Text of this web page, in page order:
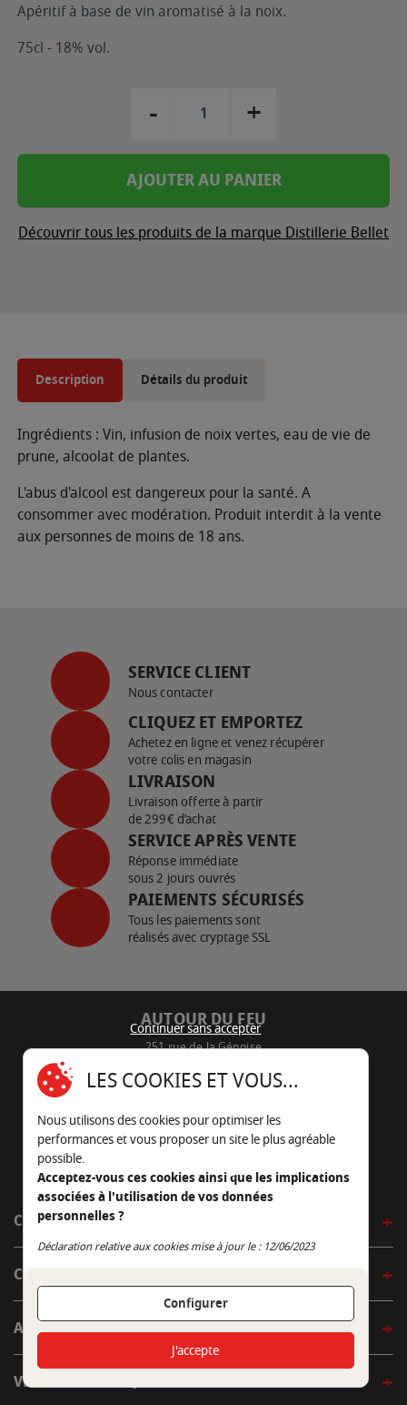
Apéritif à base de vin aromatisé à la noix.
75cl - 18% vol.
- +
AJOUTER AU PANIER
Découvrir tous les produits de la marque Distillerie Bellet
Description Détails du produit
Ingrédients : Vin, infusion de noix vertes, eau de vie de
prune, alcoolat de plantes.
L'abus d'alcool est dangereux pour la santé. A
consommer avec modération. Produit interdit à la vente
aux personnes de moins de 18 ans.
SERVICE CLIENT
Nous contacter
CLIQUEZ ET EMPORTEZ
Achetez en ligne et venez récupérer
votre colis en magasin
LIVRAISON
Livraison offerte à partir
de 299€ d’achat
SERVICE APRÈS VENTE
Réponse immédiate
sous 2 jours ouvrés
PAIEMENTS SÉCURISÉS
Tous les paiements sont
réalisés avec cryptage SSL
AUTOUR DU FEU
251 rue de la Génoise
05 45 22 98 09
Nous envoyer un e-mail
CÔTÉ OUTDOOR
CÔTÉ INDOOR
AUTOUR DE LA TABLE
VENIR EN BOUTIQUE
Continuer sans accepter
LES COOKIES ET VOUS...
Nous utilisons des cookies pour optimiser les
performances et vous proposer un site le plus agréable
possible.
Acceptez-vous ces cookies ainsi que les implications
associées à l'utilisation de vos données
personnelles ?
Déclaration relative aux cookies mise à jour le : 12/06/2023
Configurer
Continuer sans accepter
J'accepte